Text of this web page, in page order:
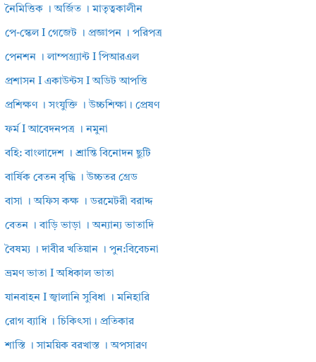
নৈমিত্তিক । অর্জিত । মাতৃত্বকালীন
পে-স্কেল I গেজেট । প্রজ্ঞাপন । পরিপত্র
পেনশন । লাম্পগ্র্যান্ট I পিআরএল
প্রশাসন I একাউন্টস I অডিট আপত্তি
প্রশিক্ষণ । সংযুক্তি । উচ্চশিক্ষা। প্রেষণ
ফর্ম I আবেদনপত্র । নমুনা
বহি: বাংলাদেশ । শ্রান্তি বিনোদন ছুটি
বার্ষিক বেতন বৃদ্ধি । উচ্চতর গ্রেড
বাসা । অফিস কক্ষ । ডরমেটরী বরাদ্দ
বেতন । বাড়ি ভাড়া । অন্যান্য ভাতাদি
বৈষম্য । দাবীর খতিয়ান । পুন:বিবেচনা
ভ্রমণ ভাতা I অধিকাল ভাতা
যানবাহন I জ্বালানি সুবিধা । মনিহারি
রোগ ব্যাধি । চিকিৎসা। প্রতিকার
শাস্তি । সাময়িক বরখাস্ত । অপসারণ